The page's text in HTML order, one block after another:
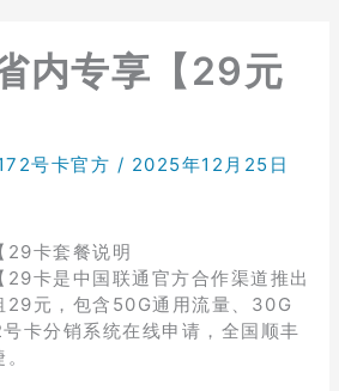
内专享【29元
号卡官方 / 2025年12月25日
29卡套餐说明
卡是中国联通官方合作渠道推出
29元，包含50G通用流量、30G
卡分销系统在线申请，全国顺丰